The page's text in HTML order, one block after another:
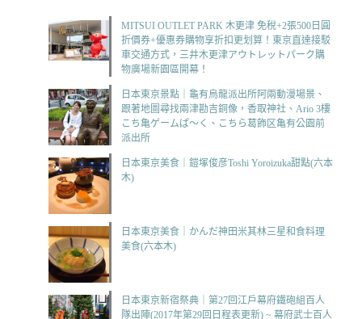
MITSUI OUTLET PARK 木更津 免稅+2張500日圓
折價券+優惠券購物享折扣更划算！東京直達接駁
車交通方式，三井木更津アウトレットパーク購
物廣場新園區開幕！
日本東京景點｜龜有烏龍派出所阿兩動漫場景、
跟著地圖尋找兩津勘吉銅像，香取神社、Ario 3樓
こち亀ゲームぱ～く、こちら葛飾区亀有公園前
派出所
日本東京美食｜鎧塚俊彦Toshi Yoroizuka甜點(六本
木)
日本東京美食｜かんだ神田米其林三星和食料理
美食(六本木)
日本東京新宿祭典｜第27回江戶幕府鐵砲組百人
隊出陣(2017年第29回日程表更新) ~ 幕府武士百人